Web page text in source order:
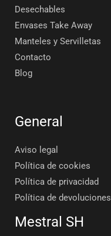
Desechables
Envases Take Away
Manteles y Servilletas
Contacto
Blog
General
Aviso legal
Política de cookies
Política de privacidad
Política de devoluciones
Mestral SH